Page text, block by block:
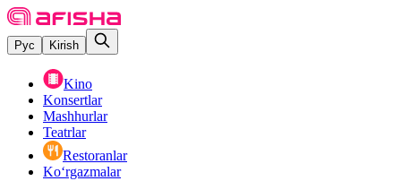
Рус Kirish
Kino
Konsertlar
Mashhurlar
Teatrlar
Restoranlar
Ko‘rgazmalar